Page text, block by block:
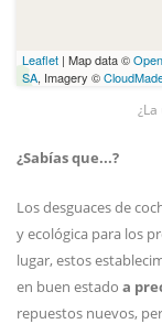
Leaflet | Map data ©
SA, Imagery ©
¿Sabías que...?
Los desguaces de
y ecológica para los
lugar, estos
en buen estado a
repuestos nuevos,